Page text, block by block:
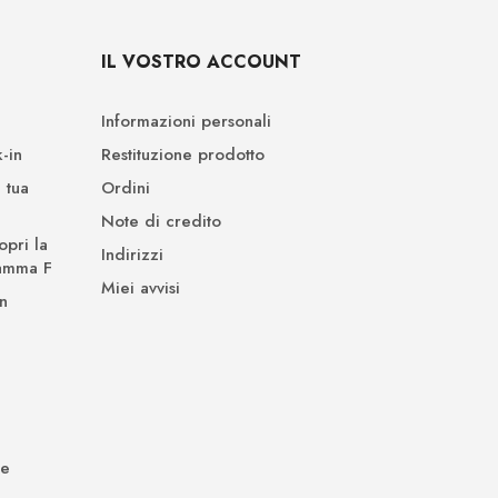
in
la
F
IL VOSTRO ACCOUNT
Informazioni personali
Restituzione prodotto
Ordini
Note di credito
Indirizzi
Miei avvisi